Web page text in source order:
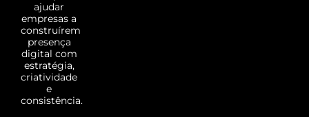
ajudar
empresas a
construírem
presença
digital com
estratégia,
criatividade
e
consistência.